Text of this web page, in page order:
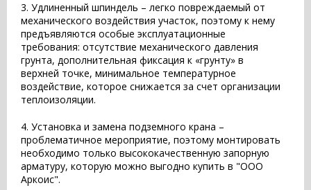
3. Удлиненный шпиндель – легко повреждаемый от
механического воздействия участок, поэтому к нему
предъявляются особые эксплуатационные
требования: отсутствие механического давления
грунта, дополнительная фиксация к «грунту» в
верхней точке, минимальное температурное
воздействие, которое снижается за счет организации
теплоизоляции.
4. Установка и замена подземного крана –
проблематичное мероприятие, поэтому монтировать
необходимо только высококачественную запорную
арматуру, которую можно выгодно купить в "ООО
Аркоис".